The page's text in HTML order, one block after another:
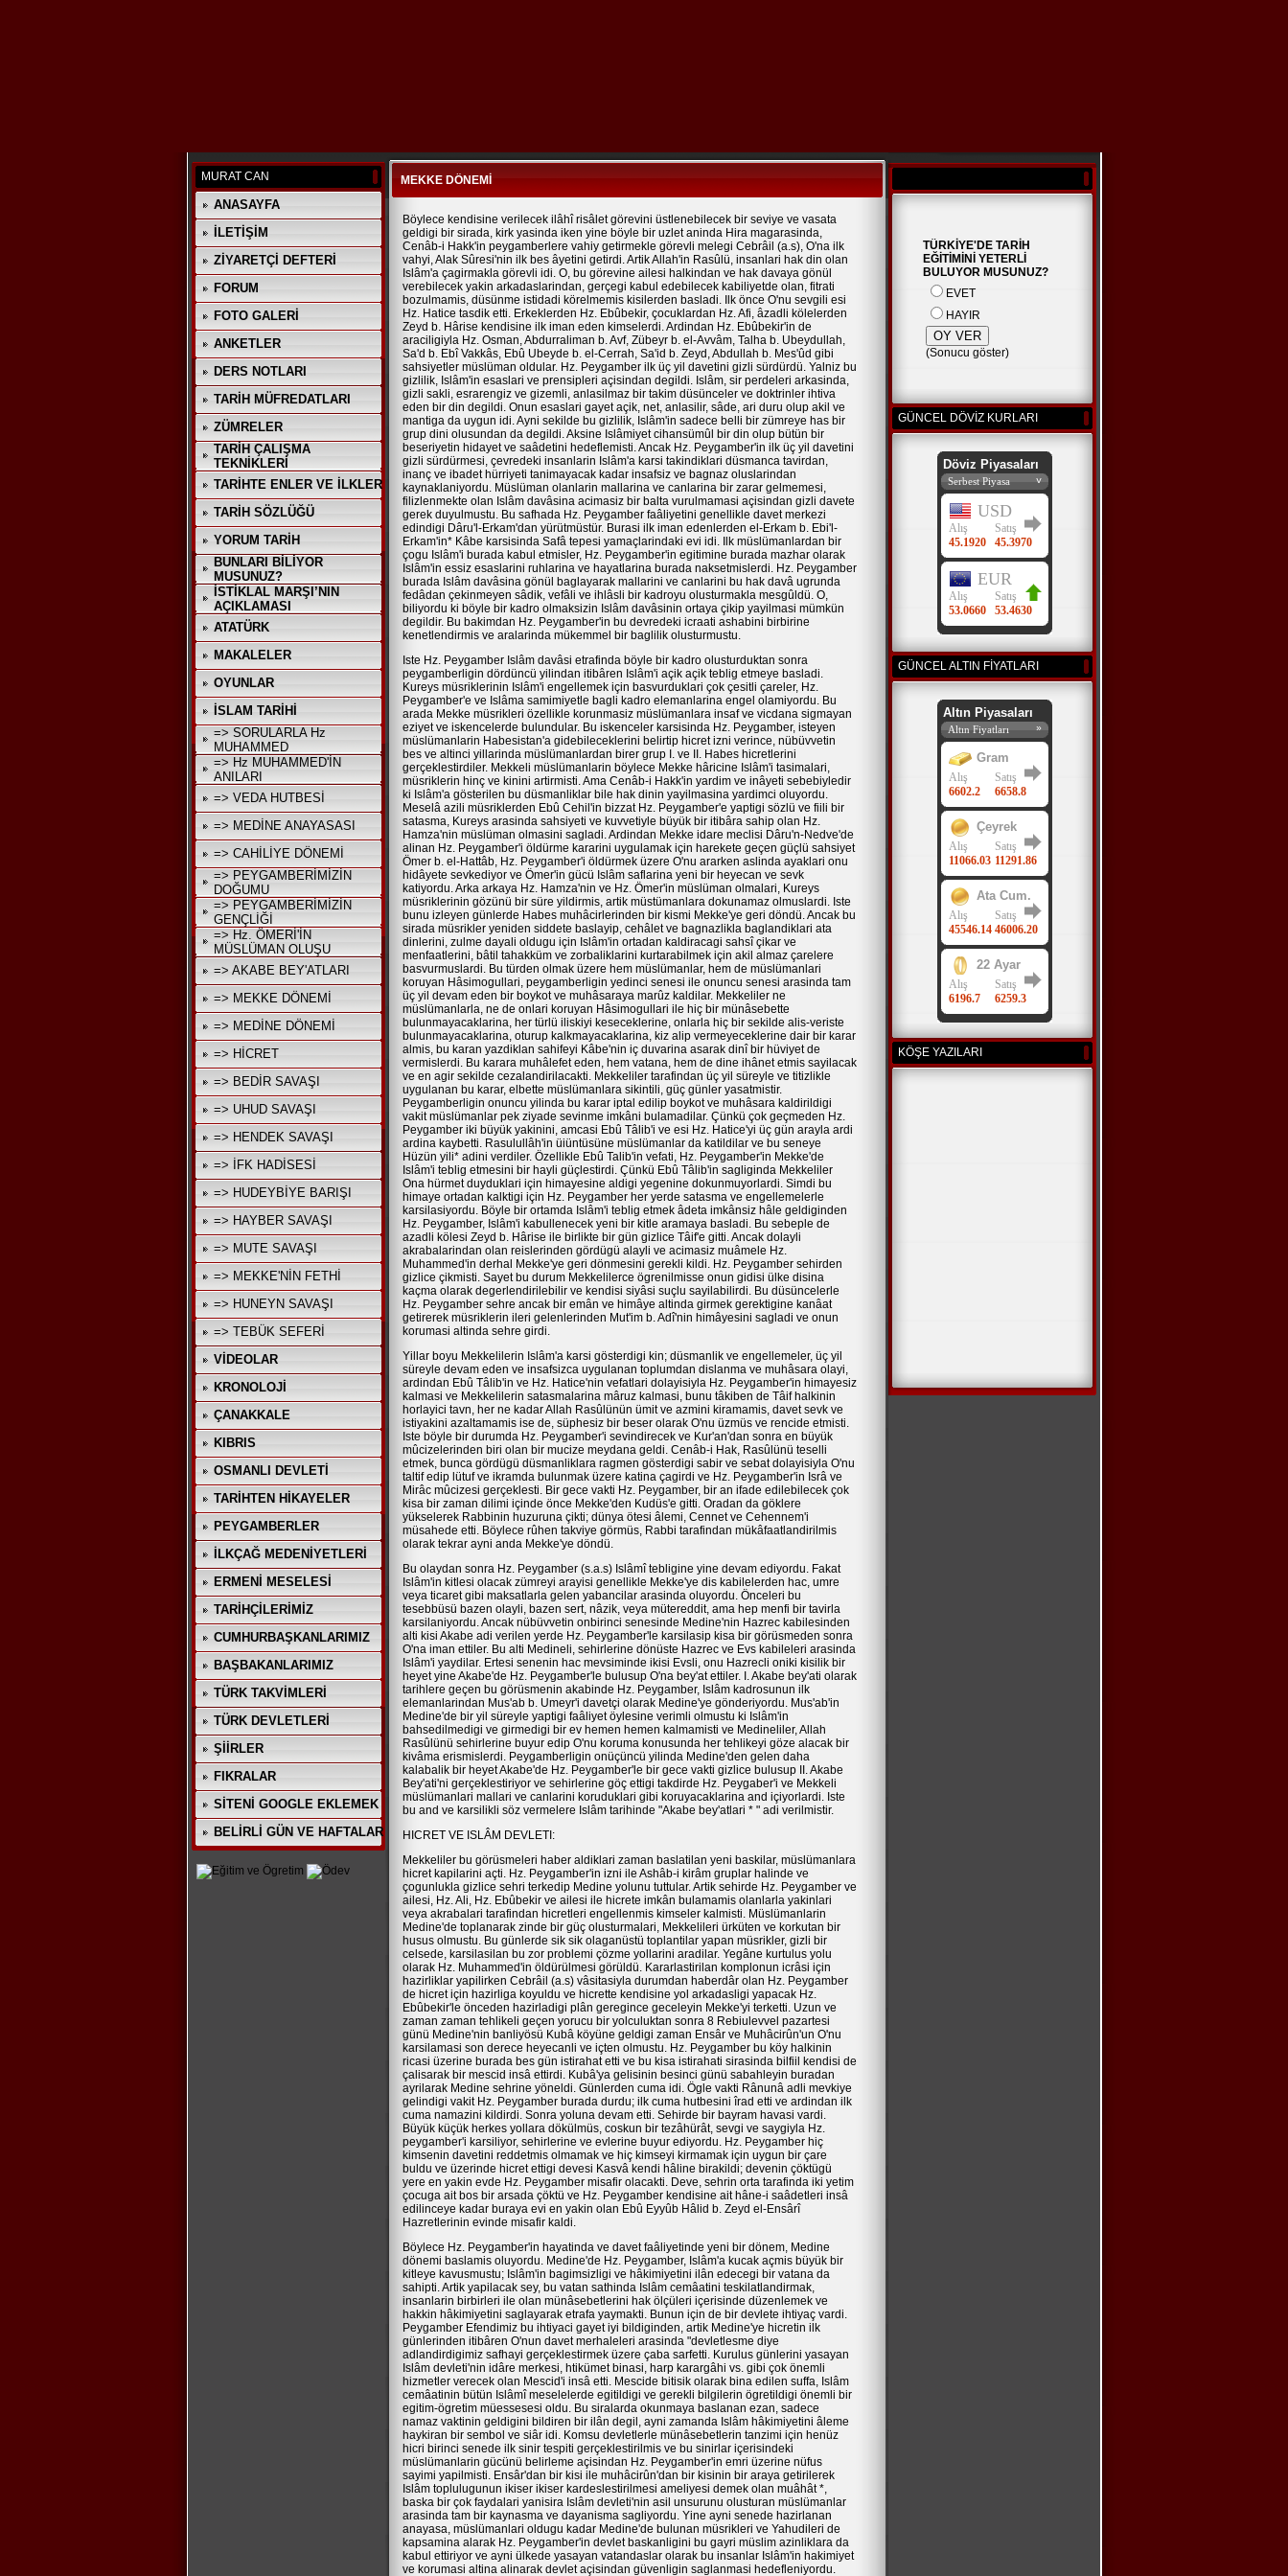
MURAT CAN
ANASAYFA
İLETİŞİM
ZİYARETÇİ DEFTERİ
FORUM
FOTO GALERİ
ANKETLER
DERS NOTLARI
TARİH MÜFREDATLARI
ZÜMRELER
TARİH ÇALIŞMA
TEKNİKLERİ
TARİHTE ENLER VE İLKLER
TARİH SÖZLÜĞÜ
YORUM TARİH
BUNLARI BİLİYOR
MUSUNUZ?
İSTİKLAL MARŞI’NIN
AÇIKLAMASI
ATATÜRK
MAKALELER
OYUNLAR
İSLAM TARİHİ
=> SORULARLA Hz
MUHAMMED
=> Hz MUHAMMED'İN
ANILARI
=> VEDA HUTBESİ
=> MEDİNE ANAYASASI
=> CAHİLİYE DÖNEMİ
=> PEYGAMBERİMİZİN
DOĞUMU
=> PEYGAMBERİMİZİN
GENÇLİĞİ
=> Hz. ÖMERİ'İN
MÜSLÜMAN OLUŞU
=> AKABE BEY'ATLARI
=> MEKKE DÖNEMİ
=> MEDİNE DÖNEMİ
=> HİCRET
=> BEDİR SAVAŞI
=> UHUD SAVAŞI
=> HENDEK SAVAŞI
=> İFK HADİSESİ
=> HUDEYBİYE BARIŞI
=> HAYBER SAVAŞI
=> MUTE SAVAŞI
=> MEKKE'NİN FETHİ
=> HUNEYN SAVAŞI
=> TEBÜK SEFERİ
VİDEOLAR
KRONOLOJİ
ÇANAKKALE
KIBRIS
OSMANLI DEVLETİ
TARİHTEN HİKAYELER
PEYGAMBERLER
İLKÇAĞ MEDENİYETLERİ
ERMENİ MESELESİ
TARİHÇİLERİMİZ
CUMHURBAŞKANLARIMIZ
BAŞBAKANLARIMIZ
TÜRK TAKVİMLERİ
TÜRK DEVLETLERİ
ŞİİRLER
FIKRALAR
SİTENİ GOOGLE EKLEMEK
BELİRLİ GÜN VE HAFTALAR
MEKKE DÖNEMİ
Böylece kendisine verilecek ilâhî risâlet görevini üstlenebilecek bir seviye ve vasata
geldigi bir sirada, kirk yasinda iken yine böyle bir uzlet aninda Hira magarasinda,
Cenâb-i Hakk'in peygamberlere vahiy getirmekle görevli melegi Cebrâil (a.s), O'na ilk
vahyi, Alak Sûresi'nin ilk bes âyetini getirdi. Artik Allah'in Rasûlü, insanlari hak din olan
Islâm'a çagirmakla görevli idi. O, bu görevine ailesi halkindan ve hak davaya gönül
verebilecek yakin arkadaslarindan, gerçegi kabul edebilecek kabiliyetde olan, fitrati
bozulmamis, düsünme istidadi körelmemis kisilerden basladi. Ilk önce O'nu sevgili esi
Hz. Hatice tasdik etti. Erkeklerden Hz. Ebûbekir, çocuklardan Hz. Afi, âzadli kölelerden
Zeyd b. Hârise kendisine ilk iman eden kimselerdi. Ardindan Hz. Ebûbekir'in de
araciligiyla Hz. Osman, Abdurraliman b. Avf, Zübeyr b. el-Avvâm, Talha b. Ubeydullah,
Sa'd b. Ebî Vakkâs, Ebû Ubeyde b. el-Cerrah, Sa'id b. Zeyd, Abdullah b. Mes'ûd gibi
sahsiyetler müslüman oldular. Hz. Peygamber ilk üç yil davetini gizli sürdürdü. Yalniz bu
gizlilik, Islâm'in esaslari ve prensipleri açisindan degildi. Islâm, sir perdeleri arkasinda,
gizli sakli, esrarengiz ve gizemli, anlasilmaz bir takim düsünceler ve doktrinler ihtiva
eden bir din degildi. Onun esaslari gayet açik, net, anlasilir, sâde, ari duru olup akil ve
mantiga da uygun idi. Ayni sekilde bu gizlilik, Islâm'in sadece belli bir zümreye has bir
grup dini olusundan da degildi. Aksine Islâmiyet cihansümûl bir din olup bütün bir
beseriyetin hidayet ve saâdetini hedeflemisti. Ancak Hz. Peygamber'in ilk üç yil davetini
gizli sürdürmesi, çevredeki insanlarin Islâm'a karsi takindiklari düsmanca tavirdan,
inanç ve ibadet hürriyeti tanimayacak kadar insafsiz ve bagnaz oluslarindan
kaynaklaniyordu. Müslüman olanlarin mallarina ve canlarina bir zarar gelmemesi,
filizlenmekte olan Islâm davâsina acimasiz bir balta vurulmamasi açisindan gizli davete
gerek duyulmustu. Bu safhada Hz. Peygamber faâliyetini genellikle davet merkezi
edindigi Dâru'l-Erkam'dan yürütmüstür. Burasi ilk iman edenlerden el-Erkam b. Ebi'l-
Erkam'in* Kâbe karsisinda Safâ tepesi yamaçlarindaki evi idi. Ilk müslümanlardan bir
çogu Islâm'i burada kabul etmisler, Hz. Peygamber'in egitimine burada mazhar olarak
Islâm'in essiz esaslarini ruhlarina ve hayatlarina burada naksetmislerdi. Hz. Peygamber
burada Islâm davâsina gönül baglayarak mallarini ve canlarini bu hak davâ ugrunda
fedâdan çekinmeyen sâdik, vefâli ve ihlâsli bir kadroyu olusturmakla mesgûldü. O,
biliyordu ki böyle bir kadro olmaksizin Islâm davâsinin ortaya çikip yayilmasi mümkün
degildir. Bu bakimdan Hz. Peygamber'in bu devredeki icraati ashabini birbirine
kenetlendirmis ve aralarinda mükemmel bir baglilik olusturmustu.
Iste Hz. Peygamber Islâm davâsi etrafinda böyle bir kadro olusturduktan sonra
peygamberligin dördüncü yilindan itibâren Islâm'i açik açik teblig etmeye basladi.
Kureys müsriklerinin Islâm'i engellemek için basvurduklari çok çesitli çareler, Hz.
Peygamber'e ve Islâma samimiyetle bagli kadro elemanlarina engel olamiyordu. Bu
arada Mekke müsrikleri özellikle korunmasiz müslümanlara insaf ve vicdana sigmayan
eziyet ve iskencelerde bulundular. Bu iskenceler karsisinda Hz. Peygamber, isteyen
müslümanlarin Habesistan'a gidebileceklerini belirtip hicret izni verince, nübüvvetin
bes ve altinci yillarinda müslümanlardan birer grup I. ve II. Habes hicretlerini
gerçeklestirdiler. Mekkeli müslümanlarin böylece Mekke hâricine Islâm'i tasimalari,
müsriklerin hinç ve kinini artirmisti. Ama Cenâb-i Hakk'in yardim ve inâyeti sebebiyledir
ki Islâm'a gösterilen bu düsmanliklar bile hak dinin yayilmasina yardimci oluyordu.
Meselâ azili müsriklerden Ebû Cehil'in bizzat Hz. Peygamber'e yaptigi sözlü ve fiili bir
satasma, Kureys arasinda sahsiyeti ve kuvvetiyle büyük bir itibâra sahip olan Hz.
Hamza'nin müslüman olmasini sagladi. Ardindan Mekke idare meclisi Dâru'n-Nedve'de
alinan Hz. Peygamber'i öldürme kararini uygulamak için harekete geçen güçlü sahsiyet
Ömer b. el-Hattâb, Hz. Peygamber'i öldürmek üzere O'nu ararken aslinda ayaklari onu
hidâyete sevkediyor ve Ömer'in gücü Islâm saflarina yeni bir heyecan ve sevk
katiyordu. Arka arkaya Hz. Hamza'nin ve Hz. Ömer'in müslüman olmalari, Kureys
müsriklerinin gözünü bir süre yildirmis, artik müstümanlara dokunamaz olmuslardi. Iste
bunu izleyen günlerde Habes muhâcirlerinden bir kismi Mekke'ye geri döndü. Ancak bu
sirada müsrikler yeniden siddete baslayip, cehâlet ve bagnazlikla baglandiklari ata
dinlerini, zulme dayali oldugu için Islâm'in ortadan kaldiracagi sahsî çikar ve
menfaatlerini, bâtil tahakküm ve zorbaliklarini kurtarabilmek için akil almaz çarelere
basvurmuslardi. Bu türden olmak üzere hem müslümanlar, hem de müslümanlari
koruyan Hâsimogullari, peygamberligin yedinci senesi ile onuncu senesi arasinda tam
üç yil devam eden bir boykot ve muhâsaraya marûz kaldilar. Mekkeliler ne
müslümanlarla, ne de onlari koruyan Hâsimogullari ile hiç bir münâsebette
bulunmayacaklarina, her türlü iliskiyi keseceklerine, onlarla hiç bir sekilde alis-veriste
bulunmayacaklarina, oturup kalkmayacaklarina, kiz alip vermeyeceklerine dair bir karar
almis, bu karan yazdiklan sahifeyi Kâbe'nin iç duvarina asarak dinî bir hüviyet de
vermislerdi. Bu karara muhâlefet eden, hem vatana, hem de dine ihânet etmis sayilacak
ve en agir sekilde cezalandirilacakti. Mekkeliler tarafindan üç yil süreyle ve titizlikle
uygulanan bu karar, elbette müslümanlara sikintili, güç günler yasatmistir.
Peygamberligin onuncu yilinda bu karar iptal edilip boykot ve muhâsara kaldirildigi
vakit müslümanlar pek ziyade sevinme imkâni bulamadilar. Çünkü çok geçmeden Hz.
Peygamber iki büyük yakinini, amcasi Ebû Tâlib'i ve esi Hz. Hatice'yi üç gün arayla ardi
ardina kaybetti. Rasulullâh'in üiüntüsüne müslümanlar da katildilar ve bu seneye
Hüzün yili* adini verdiler. Özellikle Ebû Talib'in vefati, Hz. Peygamber'in Mekke'de
Islâm'i teblig etmesini bir hayli güçlestirdi. Çünkü Ebû Tâlib'in sagliginda Mekkeliler
Ona hürmet duyduklari için himayesine aldigi yegenine dokunmuyorlardi. Simdi bu
himaye ortadan kalktigi için Hz. Peygamber her yerde satasma ve engellemelerle
karsilasiyordu. Böyle bir ortamda Islâm'i teblig etmek âdeta imkânsiz hâle geldiginden
Hz. Peygamber, Islâm'i kabullenecek yeni bir kitle aramaya basladi. Bu sebeple de
azadli kölesi Zeyd b. Hârise ile birlikte bir gün gizlice Tâif'e gitti. Ancak dolayli
akrabalarindan olan reislerinden gördügü alayli ve acimasiz muâmele Hz.
Muhammed'in derhal Mekke'ye geri dönmesini gerekli kildi. Hz. Peygamber sehirden
gizlice çikmisti. Sayet bu durum Mekkelilerce ögrenilmisse onun gidisi ülke disina
kaçma olarak degerlendirilebilir ve kendisi siyâsi suçlu sayilabilirdi. Bu düsüncelerle
Hz. Peygamber sehre ancak bir emân ve himâye altinda girmek gerektigine kanâat
getirerek müsriklerin ileri gelenlerinden Mut'im b. Adî'nin himâyesini sagladi ve onun
korumasi altinda sehre girdi.
Yillar boyu Mekkelilerin Islâm'a karsi gösterdigi kin; düsmanlik ve engellemeler, üç yil
süreyle devam eden ve insafsizca uygulanan toplumdan dislanma ve muhâsara olayi,
ardindan Ebû Tâlib'in ve Hz. Hatice'nin vefatlari dolayisiyla Hz. Peygamber'in himayesiz
kalmasi ve Mekkelilerin satasmalarina mâruz kalmasi, bunu tâkiben de Tâif halkinin
horlayici tavn, her ne kadar Allah Rasûlünün ümit ve azmini kiramamis, davet sevk ve
istiyakini azaltamamis ise de, süphesiz bir beser olarak O'nu üzmüs ve rencide etmisti.
Iste böyle bir durumda Hz. Peygamber'i sevindirecek ve Kur'an'dan sonra en büyük
mûcizelerinden biri olan bir mucize meydana geldi. Cenâb-i Hak, Rasûlünü teselli
etmek, bunca gördügü düsmanliklara ragmen gösterdigi sabir ve sebat dolayisiyla O'nu
taltif edip lütuf ve ikramda bulunmak üzere katina çagirdi ve Hz. Peygamber'in Isrâ ve
Mirâc mûcizesi gerçeklesti. Bir gece vakti Hz. Peygamber, bir an ifade edilebilecek çok
kisa bir zaman dilimi içinde önce Mekke'den Kudüs'e gitti. Oradan da göklere
yükselerek Rabbinin huzuruna çikti; dünya ötesi âlemi, Cennet ve Cehennem'i
müsahede etti. Böylece rûhen takviye görmüs, Rabbi tarafindan mükâfaatlandirilmis
olarak tekrar ayni anda Mekke'ye döndü.
Bu olaydan sonra Hz. Peygamber (s.a.s) Islâmî tebligine yine devam ediyordu. Fakat
Islâm'in kitlesi olacak zümreyi arayisi genellikle Mekke'ye dis kabilelerden hac, umre
veya ticaret gibi maksatlarla gelen yabancilar arasinda oluyordu. Önceleri bu
tesebbüsü bazen olayli, bazen sert, nâzik, veya mütereddit, ama hep menfi bir tavirla
karsilaniyordu. Ancak nübüvvetin onbirinci senesinde Medine'nin Hazrec kabilesinden
alti kisi Akabe adi verilen yerde Hz. Peygamber'le karsilasip kisa bir görüsmeden sonra
O'na iman ettiler. Bu alti Medineli, sehirlerine dönüste Hazrec ve Evs kabileleri arasinda
Islâm'i yaydilar. Ertesi senenin hac mevsiminde ikisi Evsli, onu Hazrecli oniki kisilik bir
heyet yine Akabe'de Hz. Peygamber'le bulusup O'na bey'at ettiler. I. Akabe bey'ati olarak
tarihlere geçen bu görüsmenin akabinde Hz. Peygamber, Islâm kadrosunun ilk
elemanlarindan Mus'ab b. Umeyr'i davetçi olarak Medine'ye gönderiyordu. Mus'ab'in
Medine'de bir yil süreyle yaptigi faâliyet öylesine verimli olmustu ki Islâm'in
bahsedilmedigi ve girmedigi bir ev hemen hemen kalmamisti ve Medineliler, Allah
Rasûlünü sehirlerine buyur edip O'nu koruma konusunda her tehlikeyi göze alacak bir
kivâma erismislerdi. Peygamberligin onüçüncü yilinda Medine'den gelen daha
kalabalik bir heyet Akabe'de Hz. Peygamber'le bir gece vakti gizlice bulusup II. Akabe
Bey'ati'ni gerçeklestiriyor ve sehirlerine göç ettigi takdirde Hz. Peygaber'i ve Mekkeli
müslümanlari mallari ve canlarini koruduklari gibi koruyacaklarina and içiyorlardi. Iste
bu and ve karsilikli söz vermelere Islâm tarihinde "Akabe bey'atlari * " adi verilmistir.
HICRET VE ISLÂM DEVLETI:
Mekkeliler bu görüsmeleri haber aldiklari zaman baslatilan yeni baskilar, müslümanlara
hicret kapilarini açti. Hz. Peygamber'in izni ile Ashâb-i kirâm gruplar halinde ve
çogunlukla gizlice sehri terkedip Medine yolunu tuttular. Artik sehirde Hz. Peygamber ve
ailesi, Hz. Ali, Hz. Ebûbekir ve ailesi ile hicrete imkân bulamamis olanlarla yakinlari
veya akrabalari tarafindan hicretleri engellenmis kimseler kalmisti. Müslümanlarin
Medine'de toplanarak zinde bir güç olusturmalari, Mekkelileri ürküten ve korkutan bir
husus olmustu. Bu günlerde sik sik olaganüstü toplantilar yapan müsrikler, gizli bir
celsede, karsilasilan bu zor problemi çözme yollarini aradilar. Yegâne kurtulus yolu
olarak Hz. Muhammed'in öldürülmesi görüldü. Kararlastirilan komplonun icrâsi için
hazirliklar yapilirken Cebrâil (a.s) vâsitasiyla durumdan haberdâr olan Hz. Peygamber
de hicret için hazirliga koyuldu ve hicrette kendisine yol arkadasligi yapacak Hz.
Ebûbekir'le önceden hazirladigi plân geregince geceleyin Mekke'yi terketti. Uzun ve
zaman zaman tehlikeli geçen yorucu bir yolculuktan sonra 8 Rebiulevvel pazartesi
günü Medine'nin banliyösü Kubâ köyüne geldigi zaman Ensâr ve Muhâcirûn'un O'nu
karsilamasi son derece heyecanli ve içten olmustu. Hz. Peygamber bu köy halkinin
ricasi üzerine burada bes gün istirahat etti ve bu kisa istirahati sirasinda bilfiil kendisi de
çalisarak bir mescid insâ ettirdi. Kubâ'ya gelisinin besinci günü sabahleyin buradan
ayrilarak Medine sehrine yöneldi. Günlerden cuma idi. Ögle vakti Rânunâ adli mevkiye
gelindigi vakit Hz. Peygamber burada durdu; ilk cuma hutbesini îrad etti ve ardindan ilk
cuma namazini kildirdi. Sonra yoluna devam etti. Sehirde bir bayram havasi vardi.
Büyük küçük herkes yollara dökülmüs, coskun bir tezâhürât, sevgi ve saygiyla Hz.
peygamber'i karsiliyor, sehirlerine ve evlerine buyur ediyordu. Hz. Peygamber hiç
kimsenin davetini reddetmis olmamak ve hiç kimseyi kirmamak için uygun bir çare
buldu ve üzerinde hicret ettigi devesi Kasvâ kendi hâline birakildi; devenin çöktügü
yere en yakin evde Hz. Peygamber misafir olacakti. Deve, sehrin orta tarafinda iki yetim
çocuga ait bos bir arsada çöktü ve Hz. Peygamber kendisine ait hâne-i saâdetleri insâ
edilinceye kadar buraya evi en yakin olan Ebû Eyyûb Hâlid b. Zeyd el-Ensârî
Hazretlerinin evinde misafir kaldi.
Böylece Hz. Peygamber'in hayatinda ve davet faâliyetinde yeni bir dönem, Medine
dönemi baslamis oluyordu. Medine'de Hz. Peygamber, Islâm'a kucak açmis büyük bir
kitleye kavusmustu; Islâm'in bagimsizligi ve hâkimiyetini ilân edecegi bir vatana da
sahipti. Artik yapilacak sey, bu vatan sathinda Islâm cemâatini teskilatlandirmak,
insanlarin birbirleri ile olan münâsebetlerini hak ölçüleri içerisinde düzenlemek ve
hakkin hâkimiyetini saglayarak etrafa yaymakti. Bunun için de bir devlete ihtiyaç vardi.
Peygamber Efendimiz bu ihtiyaci gayet iyi bildiginden, artik Medine'ye hicretin ilk
günlerinden itibâren O'nun davet merhaleleri arasinda "devletlesme diye
adlandirdigimiz safhayi gerçeklestirmek üzere çaba sarfetti. Kurulus günlerini yasayan
Islâm devleti'nin idâre merkesi, htikümet binasi, harp karargâhi vs. gibi çok önemli
hizmetler verecek olan Mescid'i insâ etti. Mescide bitisik olarak bina edilen suffa, Islâm
cemâatinin bütün Islâmî meselelerde egitildigi ve gerekli bilgilerin ögretildigi önemli bir
egitim-ögretim müessesesi oldu. Bu siralarda okunmaya baslanan ezan, sadece
namaz vaktinin geldigini bildiren bir ilân degil, ayni zamanda Islâm hâkimiyetini âleme
haykiran bir sembol ve siâr idi. Komsu devletlerle münâsebetlerin tanzimi için henüz
hicri birinci senede ilk sinir tespiti gerçeklestirilmis ve bu sinirlar içerisindeki
müslümanlarin gücünü belirleme açisindan Hz. Peygamber'in emri üzerine nüfus
sayimi yapilmisti. Ensâr'dan bir kisi ile muhâcirûn'dan bir kisinin bir araya getirilerek
Islâm toplulugunun ikiser ikiser kardeslestirilmesi ameliyesi demek olan muâhât *,
baska bir çok faydalari yanisira Islâm devleti'nin asil unsurunu olusturan müslümanlar
arasinda tam bir kaynasma ve dayanisma sagliyordu. Yine ayni senede hazirlanan
anayasa, müslümanlari oldugu kadar Medine'de bulunan müsrikleri ve Yahudileri de
kapsamina alarak Hz. Peygamber'in devlet baskanligini bu gayri müslim azinliklara da
kabul ettiriyor ve ayni ülkede yasayan vatandaslar olarak bu insanlar Islâm'in hakimiyet
ve korumasi altina alinarak devlet açisindan güvenligin saglanmasi hedefleniyordu.
TÜRKİYE'DE TARİH
EĞİTİMİNİ YETERLİ
BULUYOR MUSUNUZ?
EVET
HAYIR
(Sonucu göster)
GÜNCEL DÖVİZ KURLARI
GÜNCEL ALTIN FİYATLARI
KÖŞE YAZILARI